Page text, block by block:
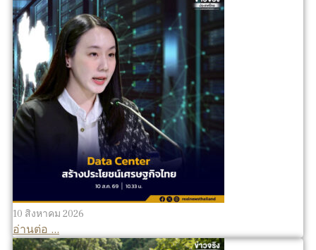
10 สิงหาคม 2026
อ่านต่อ ...